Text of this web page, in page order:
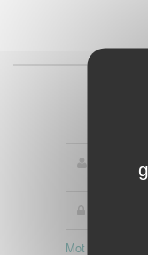
Mot de passe